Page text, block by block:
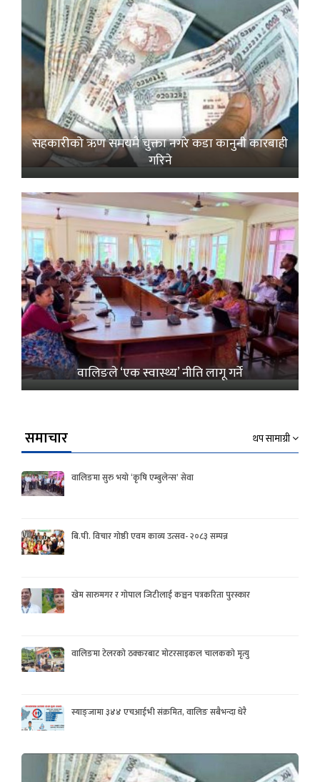
सहकारीको ऋण समयमै चुक्ता नगरे कडा कानुनी कारबाही
गरिने
वालिङले ‘एक स्वास्थ्य’ नीति लागू गर्ने
समाचार थप सामाग्री
वालिङमा सुरु भयो ‘कृषि एम्बुलेन्स’ सेवा
बि.पी. विचार गोष्ठी एवम काव्य उत्सव- २०८३ सम्पन्न
खेम सारुमगर र गोपाल जिटीलाई कञ्चन पत्रकरिता पुरस्कार
वालिङमा टेलरको ठक्करबाट मोटरसाइकल चालकको मृत्यु
स्याङ्जामा ३४४ एचआईभी संक्रमित, वालिङ सबैभन्दा धेरै